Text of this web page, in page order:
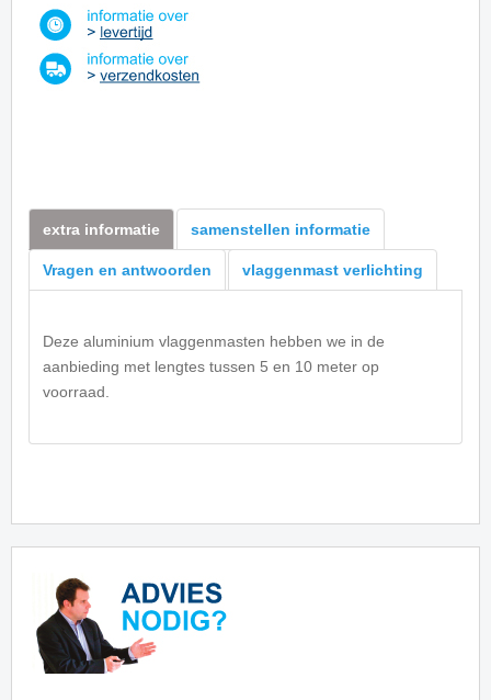
extra informatie samenstellen informatie
Vragen en antwoorden vlaggenmast verlichting
Deze aluminium vlaggenmasten hebben we in de
aanbieding met lengtes tussen 5 en 10 meter op
voorraad.